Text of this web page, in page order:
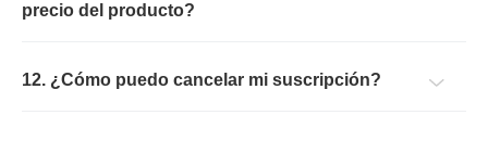
precio del producto?
12. ¿Cómo puedo cancelar mi suscripción?